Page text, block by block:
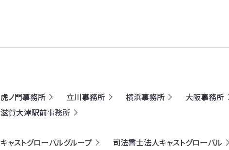
虎ノ門事務所 立川事務所 横浜事務所
大阪事務所
滋賀大津駅前事務所
キャストグローバルグループ 司法書士法人キャストグローバル